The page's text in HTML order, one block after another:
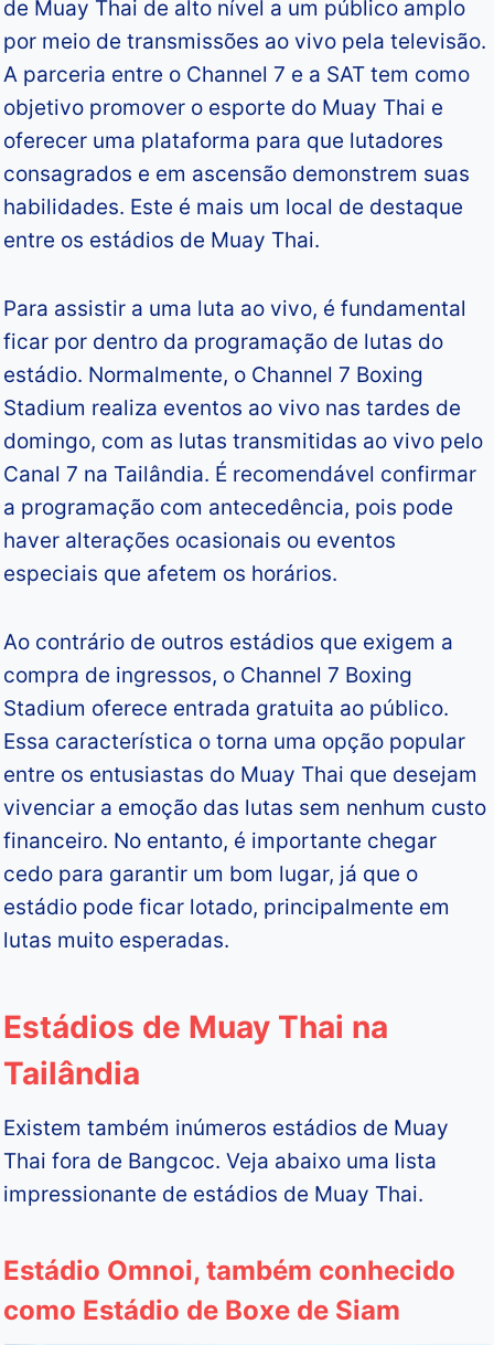
de Muay Thai de alto nível a um público amplo
por meio de transmissões ao vivo pela televisão.
A parceria entre o Channel 7 e a SAT tem como
objetivo promover o esporte do Muay Thai e
oferecer uma plataforma para que lutadores
consagrados e em ascensão demonstrem suas
habilidades. Este é mais um local de destaque
entre os estádios de Muay Thai.
Para assistir a uma luta ao vivo, é fundamental
ficar por dentro da programação de lutas do
estádio. Normalmente, o Channel 7 Boxing
Stadium realiza eventos ao vivo nas tardes de
domingo, com as lutas transmitidas ao vivo pelo
Canal 7 na Tailândia. É recomendável confirmar
a programação com antecedência, pois pode
haver alterações ocasionais ou eventos
especiais que afetem os horários.
Ao contrário de outros estádios que exigem a
compra de ingressos, o Channel 7 Boxing
Stadium oferece entrada gratuita ao público.
Essa característica o torna uma opção popular
entre os entusiastas do Muay Thai que desejam
vivenciar a emoção das lutas sem nenhum custo
financeiro. No entanto, é importante chegar
cedo para garantir um bom lugar, já que o
estádio pode ficar lotado, principalmente em
lutas muito esperadas.
Estádios de Muay Thai na
Tailândia
Existem também inúmeros estádios de Muay
Thai fora de Bangcoc. Veja abaixo uma lista
impressionante de estádios de Muay Thai.
Estádio Omnoi, também conhecido
como Estádio de Boxe de Siam